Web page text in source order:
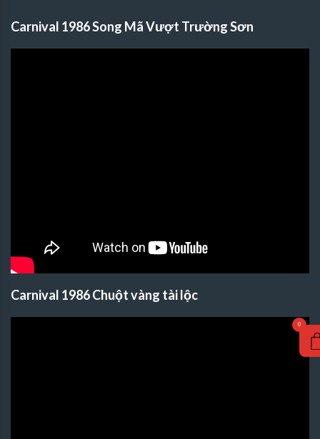
Carnival 1986 Song Mã Vượt Trường Sơn
Carnival 1986 Chuột vàng tài lộc